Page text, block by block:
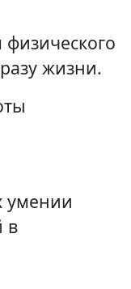
жизни.
умении
в